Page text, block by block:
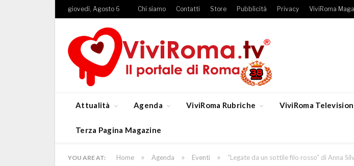
giovedì, Agosto 6 Chi siamo Contatti Store Pubblicità Privacy ViviRoma
Attualità Agenda ViviRoma Rubriche ViviRoma Television
Terza Pagina Magazine
YOU ARE AT: Home » Agenda » Eventi » “Legate da un sottile filo rosso” di Anna